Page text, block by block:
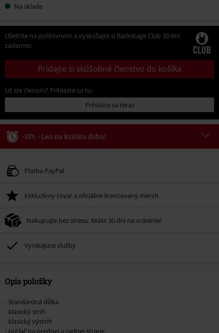
Na sklade
Ušetrite na poštovnom a vyskúšajte si Backstage Club 30 dní
zadarmo:
Pridajte si skúšobné členstvo do košíka
Už ste členom? Prihláste sa tu:
Prihláste sa teraz
-15% - Len na krátku dobu!
Platné do 8/9/26
Po zadaní kódu v košíku, sa zľava uplatní automaticky.
Nemožno kombinovať s inými akciovými kódmi. Zľava sa nevzťahuje na:
knihy, médiá, vstupenky, Rammstein, (Till) Lindemann, Böhse Onkelz,
ktorých kúpou podporíte nadáciu.
Platba PayPal
Exkluzívny tovar a oficiálne licencovaný merch
Nakupujte bez stresu. Máte 30 dní na vrátenie!
Vynikajúce služby
Opis položky
- štandardná dĺžka
- klasický strih
- klasický výstrih
- potlač na prednej a zadnej strane